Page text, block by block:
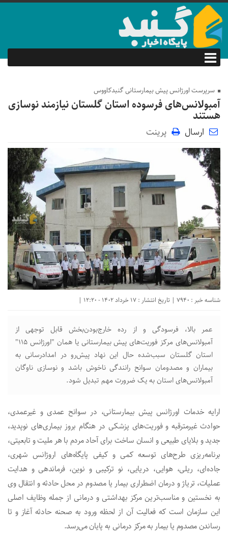
سرپرست اورژانس پیش بیمارستانی گنبدکاووس
آمبولانس‌های فرسوده استان گلستان نیازمند نوسازی
هستند
ارسال پرینت
شناسه خبر : 7940 | تاریخ انتشار : 17 خرداد 1402 - 12:20 |
عمر بالا، فرسودگی و از رده خارج‌بودن‌بخش قابل توجهی از
آمبولانس‌های مرکز فوریت‌های پیش بیمارستانی یا همان "اورژانس ۱۱۵"
استان گلستان سبب‌شده حال این نهاد پیش‌رو در امدادرسانی به
بیماران و مصدومان سوانح رانندگی ناخوش باشد و نوسازی ناوگان
آمبولانس‌های استان به یک ضرورت مهم تبدیل شود.
ارایه خدمات اورژانس پیش بیمارستانی، در سوانح عمدی و غیرعمدی،
حوادث غیرمترقبه و فوریت‌های پزشکی در هنگام بروز بیماری‌های نوپدید،
جدید و بلایای طبیعی و انسان ساخت برای آحاد مردم با هر ملیت و تابعیتی،
برنامه‌ریزی طرح‌های توسعه کمی و کیفی پایگاه‌های اروژانس شهری،
جاده‌ای، ریلی، هوایی، دریایی، نو ترکیبی و نوین، فرماندهی و هدایت
عملیات، تریاژ و درمان اضطراری بیمار یا مصدوم در محل حادثه و انتقال وی
به نخستین و مناسب‌ترین مرکز بهداشتی و درمانی از جمله وظایف اصلی
این سازمان است که فعالیت آن از لحظه ورود به صحنه حادثه آغاز و تا
رساندن مصدوم یا بیمار به مرکز درمانی به پایان می‌رسد.